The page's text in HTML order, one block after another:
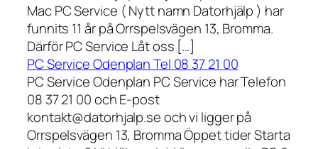
Mac PC Service ( Nytt namn Datorhjälp ) har
funnits 11 år på Orrspelsvägen 13, Bromma.
Därför PC Service Låt oss […]
PC Service Odenplan Tel 08 37 21 00
PC Service Odenplan PC Service har Telefon
08 37 21 00 och E-post
kontakt@datorhjalp.se och vi ligger på
Orrspelsvägen 13, Bromma Öppet tider Starta